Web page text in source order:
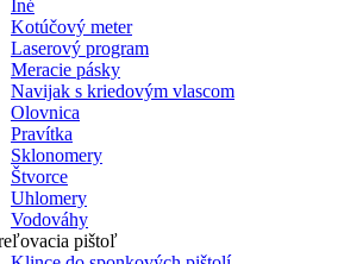
Iné
Kotúčový meter
Laserový program
Meracie pásky
Navijak s kriedovým vlascom
Olovnica
Pravítka
Sklonomery
Štvorce
Uhlomery
Vodováhy
pištoľ